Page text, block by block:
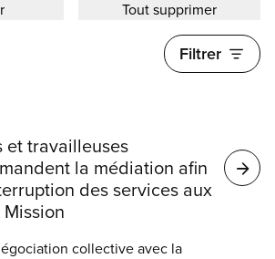
Filtrer
et travailleuses
la médiation afin
des services aux
collective avec la